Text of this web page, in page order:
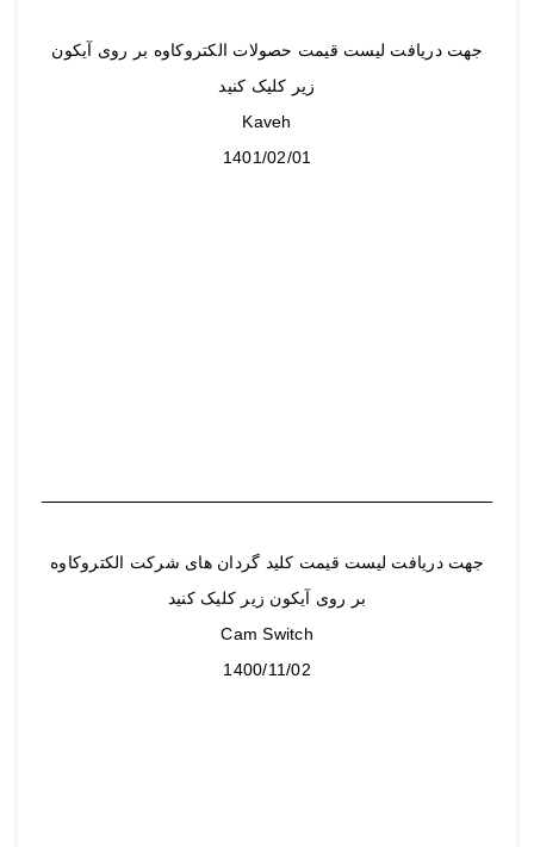
جهت دریافت لیست قیمت حصولات الکتروکاوه بر روی آیکون
زیر کلیک کنید
Kaveh
1401/02/01
جهت دریافت لیست قیمت کلید گردان های شرکت الکتروکاوه
بر روی آیکون زیر کلیک کنید
Cam Switch
1400/11/02